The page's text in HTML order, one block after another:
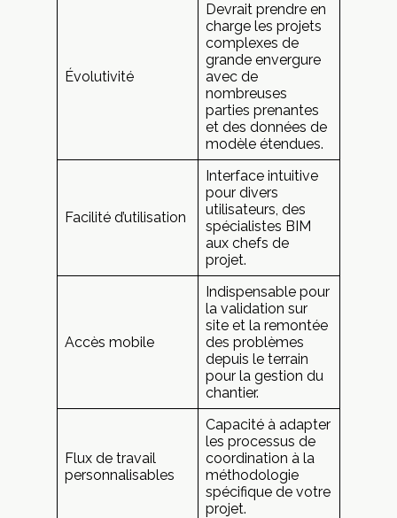
Évolutivité
Devrait prendre en
charge les projets
complexes de
grande envergure
avec de
nombreuses
parties prenantes
et des données de
modèle étendues.
Facilité d’utilisation
Interface intuitive
pour divers
utilisateurs, des
spécialistes BIM
aux chefs de
projet.
Accès mobile
Indispensable pour
la validation sur
site et la remontée
des problèmes
depuis le terrain
pour la gestion du
chantier.
Flux de travail
personnalisables
Capacité à adapter
les processus de
coordination à la
méthodologie
spécifique de votre
projet.